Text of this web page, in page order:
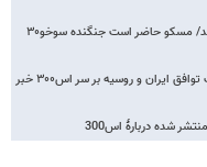
ولایتی: روسیه حتماً اس300 را تحویل می‌دهد/ مسکو حاضر است جنگنده سوخو۳۰
سخنگوی وزارت خارجه از اجرای مرحله نخست توافق ایران و روسیه بر سر اس۳۰۰ خبر
شده دربارۀ اس300